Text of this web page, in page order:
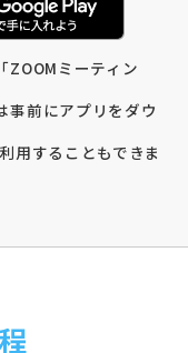
ZOOMミーティン
事前にアプリをダウ
用することもできま